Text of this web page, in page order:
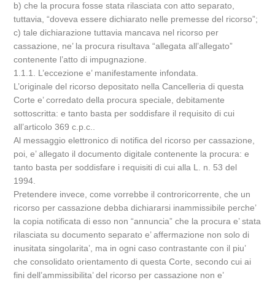
b) che la procura fosse stata rilasciata con atto separato,
tuttavia, “doveva essere dichiarato nelle premesse del ricorso”;
c) tale dichiarazione tuttavia mancava nel ricorso per
cassazione, ne’ la procura risultava “allegata all’allegato”
contenente l’atto di impugnazione.
1.1.1. L’eccezione e’ manifestamente infondata.
L’originale del ricorso depositato nella Cancelleria di questa
Corte e’ corredato della procura speciale, debitamente
sottoscritta: e tanto basta per soddisfare il requisito di cui
all’articolo 369 c.p.c..
Al messaggio elettronico di notifica del ricorso per cassazione,
poi, e’ allegato il documento digitale contenente la procura: e
tanto basta per soddisfare i requisiti di cui alla L. n. 53 del
1994.
Pretendere invece, come vorrebbe il controricorrente, che un
ricorso per cassazione debba dichiararsi inammissibile perche’
la copia notificata di esso non “annuncia” che la procura e’ stata
rilasciata su documento separato e’ affermazione non solo di
inusitata singolarita’, ma in ogni caso contrastante con il piu’
che consolidato orientamento di questa Corte, secondo cui ai
fini dell’ammissibilita’ del ricorso per cassazione non e’